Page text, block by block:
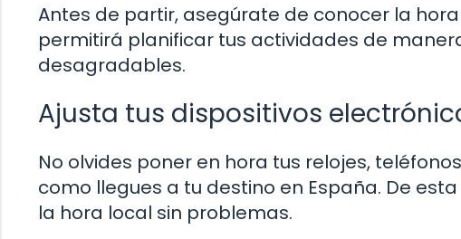
Antes de partir, asegúrate de conocer la
permitirá planificar tus actividades de
desagradables.
Ajusta tus dispositivos
No olvides poner en hora tus relojes,
como llegues a tu destino en España. De
la hora local sin problemas.